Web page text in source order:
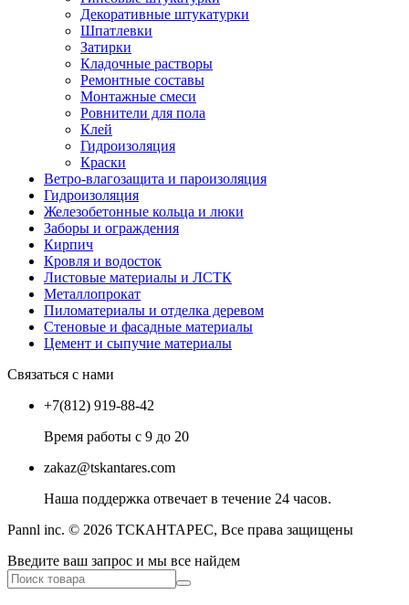
Декоративные штукатурки
Шпатлевки
Затирки
Кладочные растворы
Ремонтные составы
Монтажные смеси
Ровнители для пола
Клей
Гидроизоляция
Краски
Ветро-влагозащита и пароизоляция
Гидроизоляция
Железобетонные кольца и люки
Заборы и ограждения
Кирпич
Кровля и водосток
Листовые материалы и ЛСТК
Металлопрокат
Пиломатериалы и отделка деревом
Стеновые и фасадные материалы
Цемент и сыпучие материалы
Связаться с нами
+7(812) 919-88-42
Время работы с 9 до 20
zakaz@tskantares.com
Наша поддержка отвечает в течение 24 часов.
Pannl inc. © 2026 ТСКАНТАРЕС, Все права защищены
Введите ваш запрос и мы все найдем